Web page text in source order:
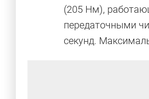
(205 Нм),
передаточными
секунд.